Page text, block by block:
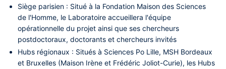
Siège parisien : Situé à la Fondation Maison des Sciences
de l'Homme, le Laboratoire accueillera l'équipe
opérationnelle du projet ainsi que ses chercheurs
postdoctoraux, doctorants et chercheurs invités
Hubs régionaux : Situés à Sciences Po Lille, MSH Bordeaux
et Bruxelles (Maison Irène et Frédéric Joliot-Curie), les Hubs